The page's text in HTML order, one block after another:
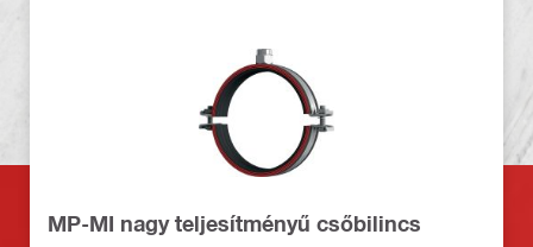
MP-MI nagy teljesítményű csőbilincs